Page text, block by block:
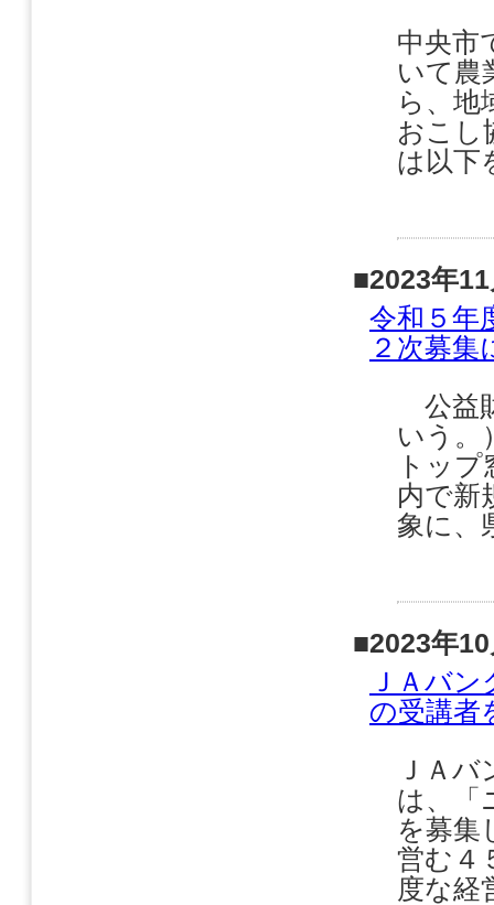
中央市
いて農
ら、地
おこし
は以下
■2023年
令和５年
２次募集
公益
いう。
トッ
内で新
象に、
■2023年
ＪＡバ
の受講者
ＪＡ
は、「
を募集
営む４
度な経